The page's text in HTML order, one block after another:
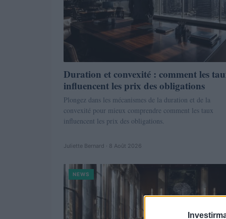
Duration et convexité : comment les
influencent les prix des obligations
Plongez dans les mécanismes de la duration et de la
convexité pour mieux comprendre comment les taux
influencent les prix des obligations.
Juliette Bernard · 8 Août 2026
NEWS